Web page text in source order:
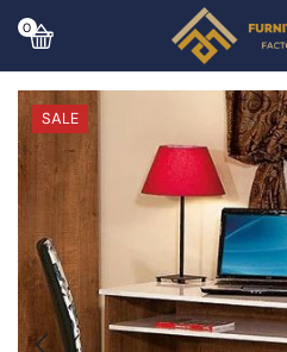
0
SALE